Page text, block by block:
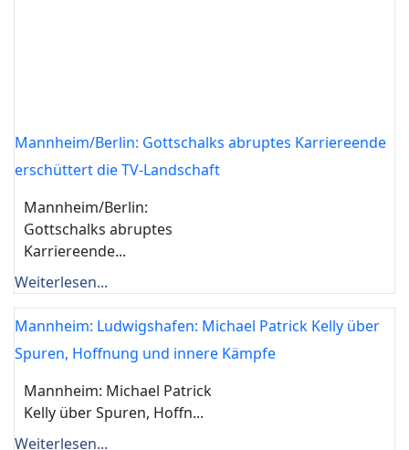
Mannheim/Berlin: Gottschalks abruptes Karriereende
erschüttert die TV-Landschaft
Mannheim/Berlin:
Gottschalks abruptes
Karriereende...
Weiterlesen...
Mannheim: Ludwigshafen: Michael Patrick Kelly über
Spuren, Hoffnung und innere Kämpfe
Mannheim: Michael Patrick
Kelly über Spuren, Hoffn...
Weiterlesen...